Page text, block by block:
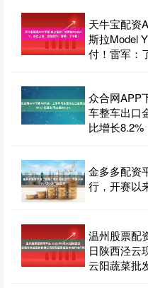
天牛宝配资
斯拉Model
付！雷军：
众合网APP
车整车出口
比增长8.2%
金多多配资
行，开赛以
温州股票配
日陕西泾云
云阳蔬菜批